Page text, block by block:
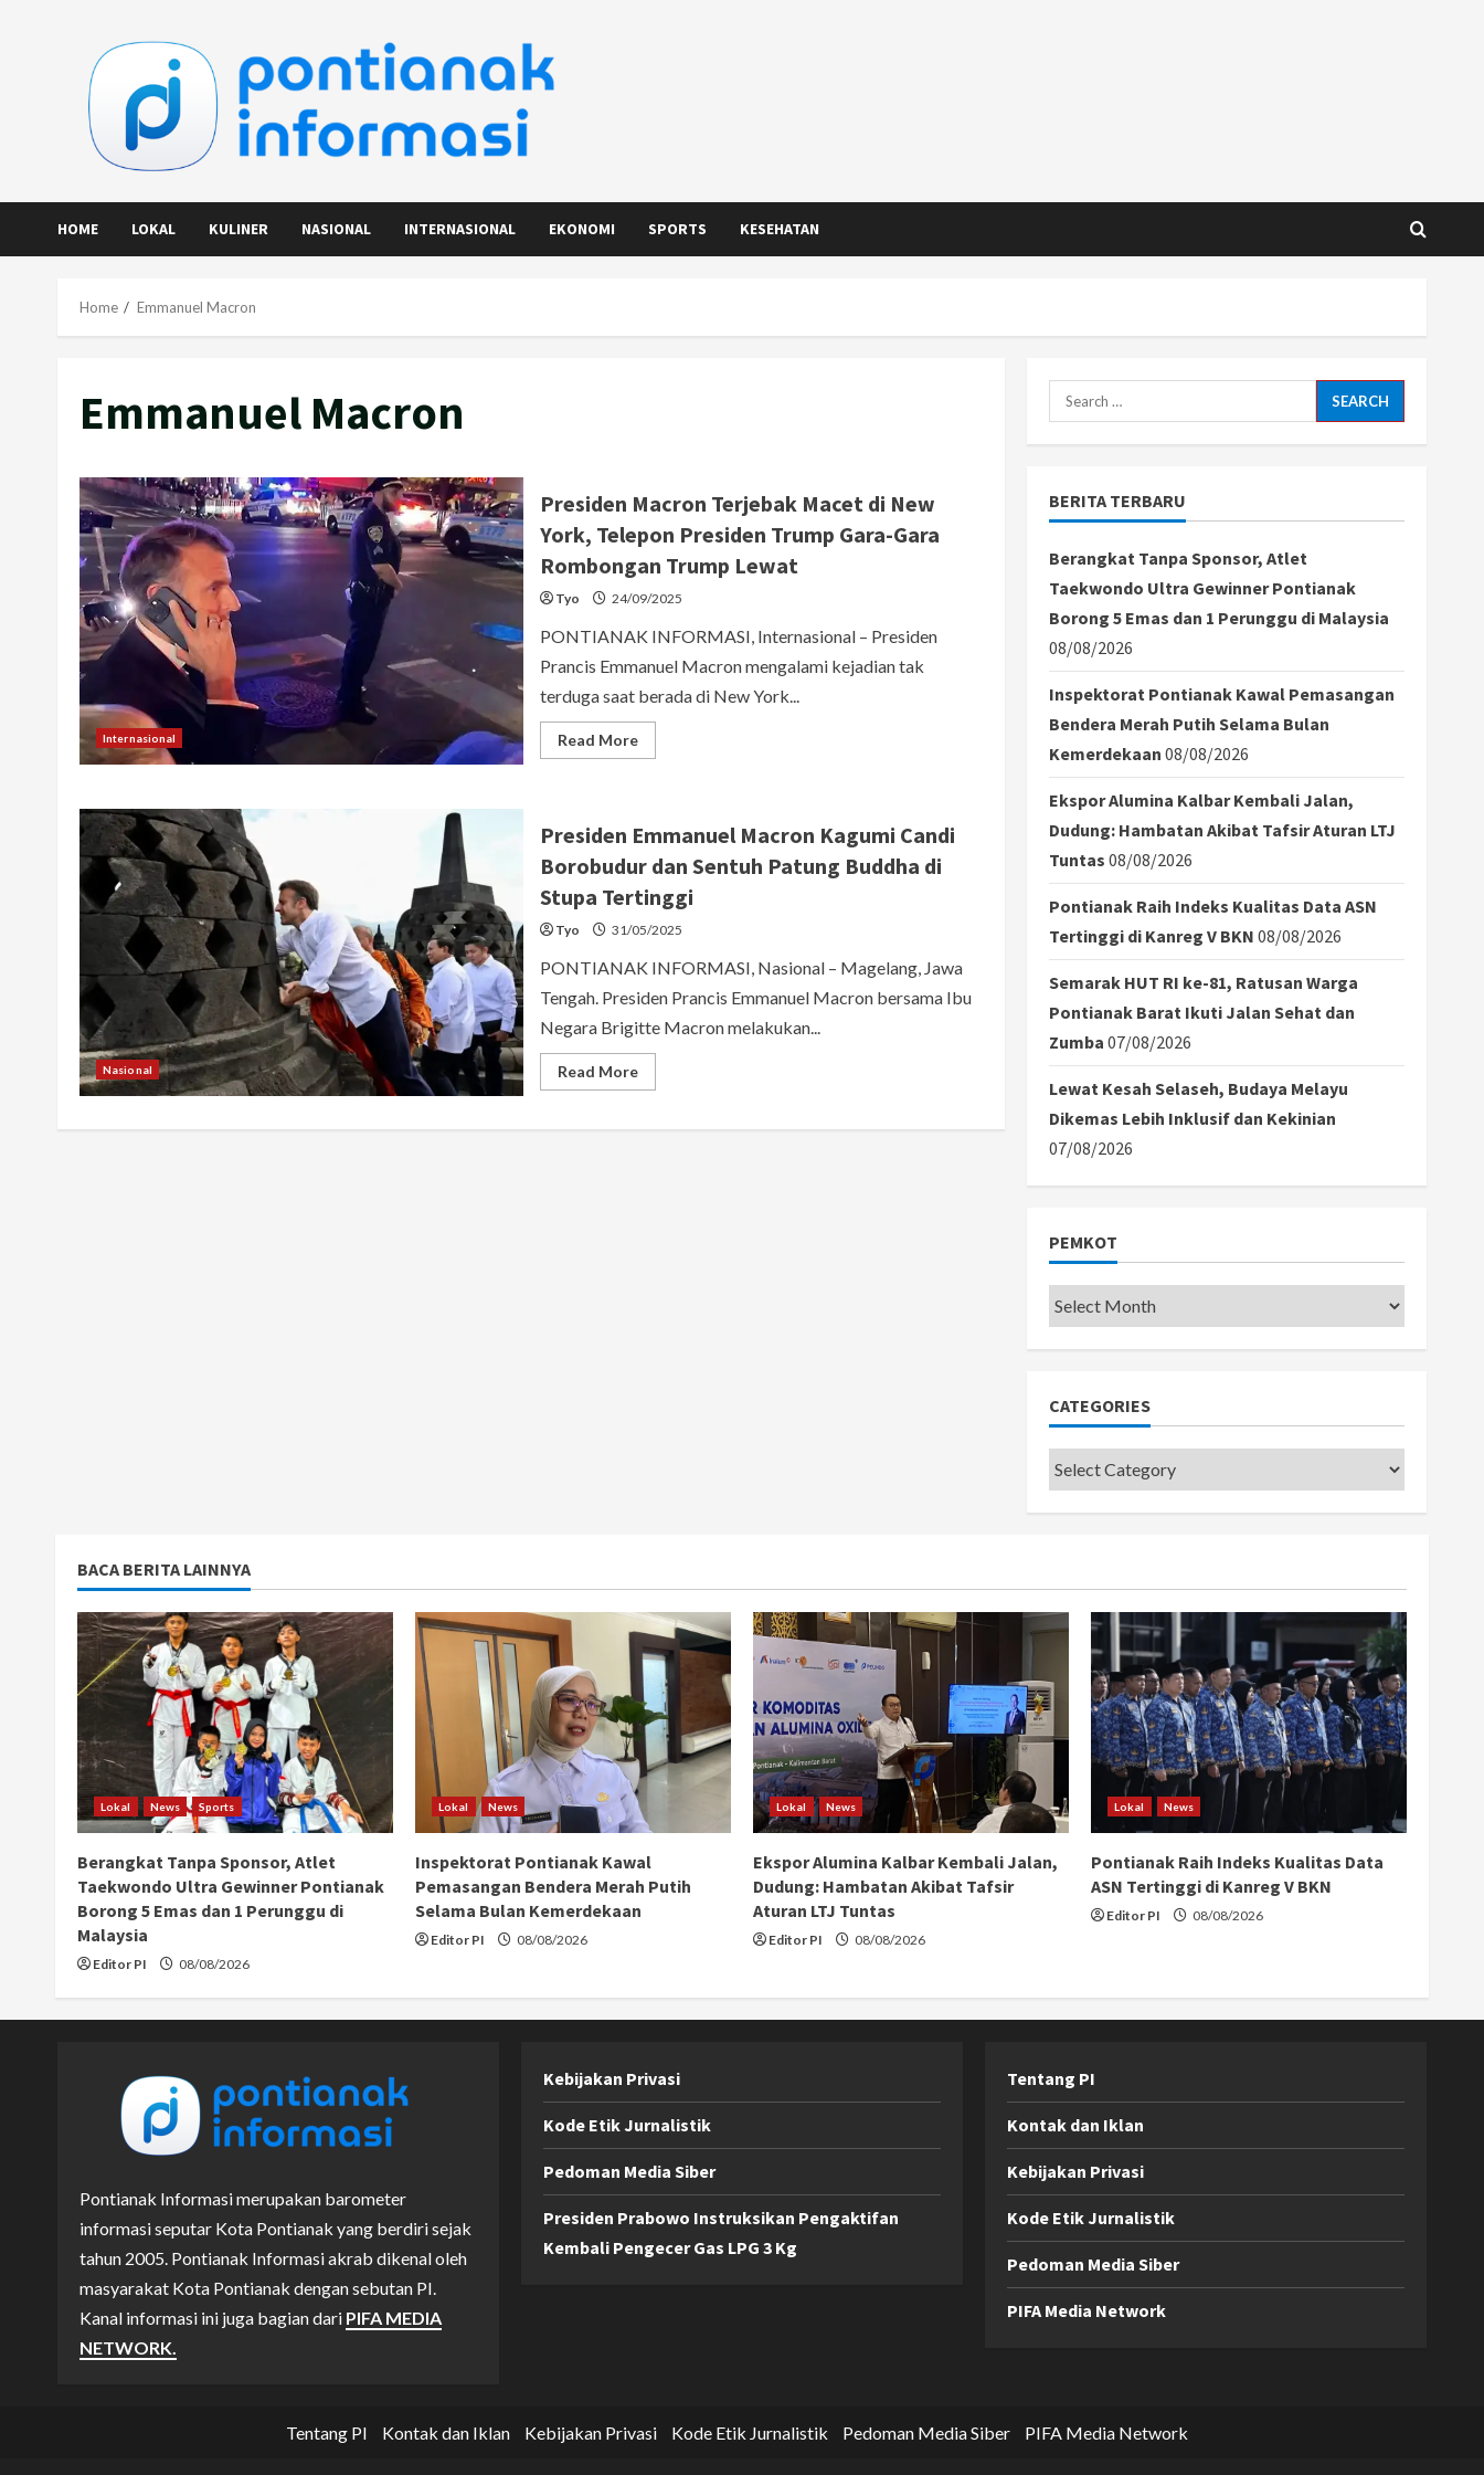
HOME LOKAL KULINER NASIONAL INTERNASIONAL EKONOMI SPORTS KESEHATAN
Home Emmanuel Macron
Emmanuel Macron
Internasional
Presiden Macron Terjebak Macet di New
York, Telepon Presiden Trump Gara-Gara
Rombongan Trump Lewat
Tyo 24/09/2025
PONTIANAK INFORMASI, Internasional – Presiden
Prancis Emmanuel Macron mengalami kejadian tak
terduga saat berada di New York...
Read MoreRead
more
Macet
di
New
York,
Telepon
Presiden
Trump
Gara-
Rombongan
Lewat
Nasional
Presiden Emmanuel Macron Kagumi Candi
Borobudur dan Sentuh Patung Buddha di
Stupa Tertinggi
Tyo 31/05/2025
PONTIANAK INFORMASI, Nasional – Magelang, Jawa
Tengah. Presiden Prancis Emmanuel Macron bersama Ibu
Negara Brigitte Macron melakukan...
Read MoreRead
more
Emmanuel
Search
for:
BERITA TERBARU
Berangkat Tanpa Sponsor, Atlet
Taekwondo Ultra Gewinner Pontianak
Borong 5 Emas dan 1 Perunggu di Malaysia
08/08/2026
Inspektorat Pontianak Kawal Pemasangan
Bendera Merah Putih Selama Bulan
Kemerdekaan 08/08/2026
Ekspor Alumina Kalbar Kembali Jalan,
Dudung: Hambatan Akibat Tafsir Aturan LTJ
Tuntas 08/08/2026
Pontianak Raih Indeks Kualitas Data ASN
Tertinggi di Kanreg V BKN 08/08/2026
Semarak HUT RI ke-81, Ratusan Warga
Pontianak Barat Ikuti Jalan Sehat dan
Zumba 07/08/2026
Lewat Kesah Selaseh, Budaya Melayu
Dikemas Lebih Inklusif dan Kekinian
07/08/2026
PEMKOT
Pemkot
CATEGORIES
Categories
BACA BERITA LAINNYA
Lokal News Sports
Berangkat Tanpa Sponsor, Atlet
Taekwondo Ultra Gewinner Pontianak
Borong 5 Emas dan 1 Perunggu di
Malaysia
Editor PI 08/08/2026
Lokal News
Inspektorat Pontianak Kawal
Pemasangan Bendera Merah Putih
Selama Bulan Kemerdekaan
Editor PI 08/08/2026
Lokal News
Ekspor Alumina Kalbar Kembali Jalan,
Dudung: Hambatan Akibat Tafsir
Aturan LTJ Tuntas
Editor PI 08/08/2026
Lokal News
Pontianak Raih Indeks Kualitas Data
ASN Tertinggi di Kanreg V BKN
Editor PI 08/08/2026
Pontianak Informasi merupakan barometer
informasi seputar Kota Pontianak yang berdiri sejak
tahun 2005. Pontianak Informasi akrab dikenal oleh
masyarakat Kota Pontianak dengan sebutan PI.
Kanal informasi ini juga bagian dari PIFA MEDIA
NETWORK.
Kebijakan Privasi
Kode Etik Jurnalistik
Pedoman Media Siber
Presiden Prabowo Instruksikan Pengaktifan
Kembali Pengecer Gas LPG 3 Kg
Tentang PI
Kontak dan Iklan
Kebijakan Privasi
Kode Etik Jurnalistik
Pedoman Media Siber
PIFA Media Network
Tentang PI Kontak dan Iklan Kebijakan Privasi Kode Etik Jurnalistik Pedoman Media Siber PIFA Media Network